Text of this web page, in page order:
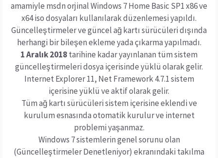
amamiyle msdn orjinal Windows 7 Home Basic SP1 x86 ve
x64 iso dosyaları kullanılarak düzenlemesi yapıldı.
Güncelleştirmeler ve güncel ağ kartı sürücüleri dışında
herhangi bir bileşen ekleme yada çıkarma yapılmadı.
1 Aralık 2018tarihine kadar yayınlanan tüm sistem
güncelleştirmeleri dosya içerisinde yüklü olarak gelir.
Internet Explorer 11, Net Framework 4.7.1 sistem
içerisine yüklü ve aktif olarak gelir.
Tüm ağ kartı sürücüleri sistem içerisine eklendi ve
kurulum esnasında otomatik kurulur ve internet
problemi yaşanmaz.
Windows 7 sistemlerin genel sorunu olan
(Güncelleştirmeler Denetleniyor) ekranındaki takılma